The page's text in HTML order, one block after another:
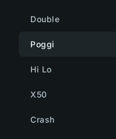
Double
Poggi
Hi Lo
X50
Crash